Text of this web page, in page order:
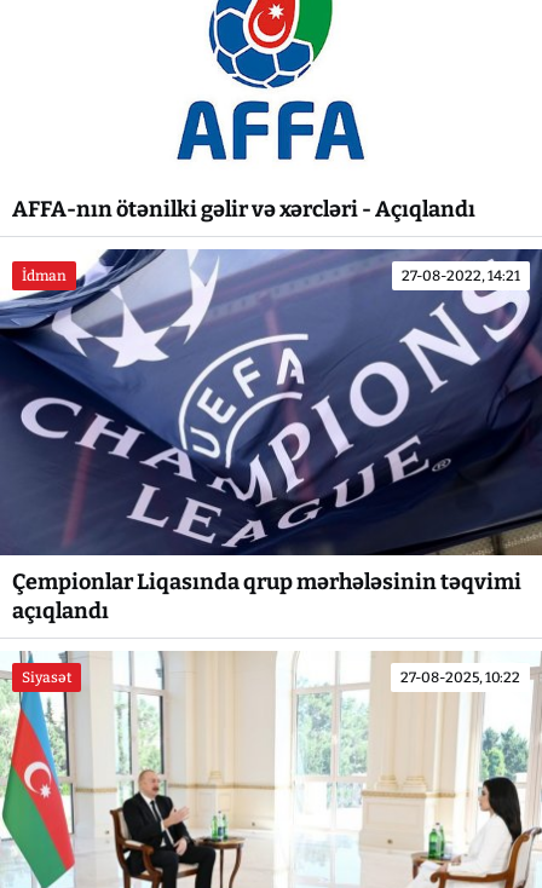
AFFA-nın ötənilki gəlir və xərcləri - Açıqlandı
İdman 27-08-2022, 14:21
Çempionlar Liqasında qrup mərhələsinin təqvimi
açıqlandı
Siyasət 27-08-2025, 10:22